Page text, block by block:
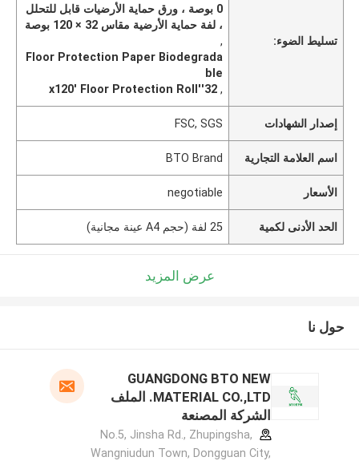
تسليط الضوء:
0 بوصة ، ورق حماية الأرضيات قابل للتحلل
، لفة حماية الأرضية مقاس 32 × 120 بوصة
,
Floor Protection Paper Biodegrada
ble
,
32''x120' Floor Protection Roll
إصدار الشهادات FSC, SGS
اسم العلامة التجارية BTO Brand
الأسعار negotiable
الحد الأدنى لكمية 25 لفة (حجم A4 عينة مجانية)
عرض المزيد
حول نا
GUANGDONG BTO NEW
MATERIAL CO.,LTD. الملف
الشركة المصنعة
No.5, Jinsha Rd., Zhupingsha,
Wangniudun Town, Dongguan City,